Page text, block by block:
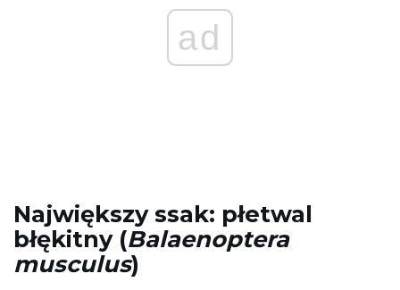
ad
Największy ssak: płetwal
błękitny (Balaenoptera
musculus)